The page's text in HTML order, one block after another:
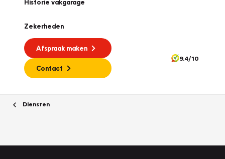
Historie vakgarage
Zekerheden
Afspraak maken
Contact
9.4/10
Diensten